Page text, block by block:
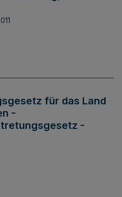
für das Land
-
-